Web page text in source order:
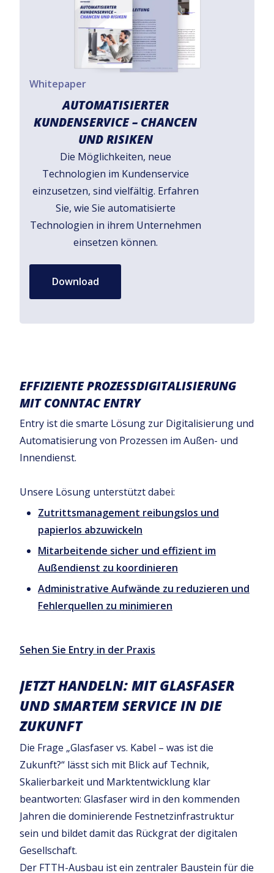
Whitepaper
AUTOMATISIERTER
KUNDENSERVICE – CHANCEN
UND RISIKEN
Die Möglichkeiten, neue
Technologien im Kundenservice
einzusetzen, sind vielfältig. Erfahren
Sie, wie Sie automatisierte
Technologien in ihrem Unternehmen
einsetzen können.
Download
EFFIZIENTE PROZESSDIGITALISIERUNG
MIT CONNTAC ENTRY
Entry ist die smarte Lösung zur Digitalisierung und
Automatisierung von Prozessen im Außen- und
Innendienst.
Unsere Lösung unterstützt dabei:
Zutrittsmanagement reibungslos und
papierlos abzuwickeln
Mitarbeitende sicher und effizient im
Außendienst zu koordinieren
Administrative Aufwände zu reduzieren und
Fehlerquellen zu minimieren
Sehen Sie Entry in der Praxis
JETZT HANDELN: MIT GLASFASER
UND SMARTEM SERVICE IN DIE
ZUKUNFT
Die Frage „Glasfaser vs. Kabel – was ist die
Zukunft?“ lässt sich mit Blick auf Technik,
Skalierbarkeit und Marktentwicklung klar
beantworten: Glasfaser wird in den kommenden
Jahren die dominierende Festnetzinfrastruktur
sein und bildet damit das Rückgrat der digitalen
Gesellschaft.
Der FTTH-Ausbau ist ein zentraler Baustein für die